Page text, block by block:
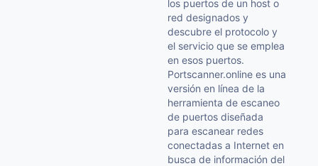
los puertos de un host o
red designados y
descubre el protocolo y
el servicio que se emplea
en esos puertos.
Portscanner.online es una
versión en línea de la
herramienta de escaneo
de puertos diseñada
para escanear redes
conectadas a Internet en
busca de información del